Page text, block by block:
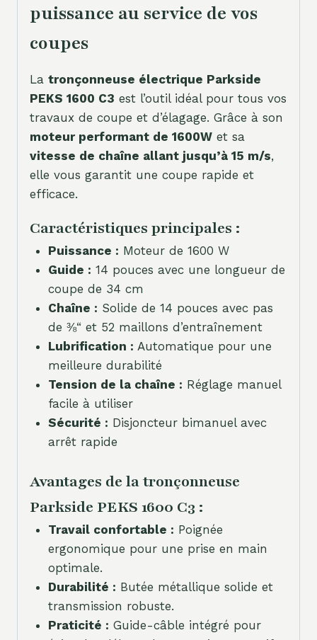
puissance au service de vos
coupes
La tronçonneuse électrique Parkside
PEKS 1600 C3 est l’outil idéal pour tous vos
travaux de coupe et d’élagage. Grâce à son
moteur performant de 1600W et sa
vitesse de chaîne allant jusqu’à 15 m/s,
elle vous garantit une coupe rapide et
efficace.
Caractéristiques principales :
Puissance : Moteur de 1600 W
Guide : 14 pouces avec une longueur de
coupe de 34 cm
Chaîne : Solide de 14 pouces avec pas
de ⅜“ et 52 maillons d’entraînement
Lubrification : Automatique pour une
meilleure durabilité
Tension de la chaîne : Réglage manuel
facile à utiliser
Sécurité : Disjoncteur bimanuel avec
arrêt rapide
Avantages de la tronçonneuse
Parkside PEKS 1600 C3 :
Travail confortable : Poignée
ergonomique pour une prise en main
optimale.
Durabilité : Butée métallique solide et
transmission robuste.
Praticité : Guide-câble intégré pour